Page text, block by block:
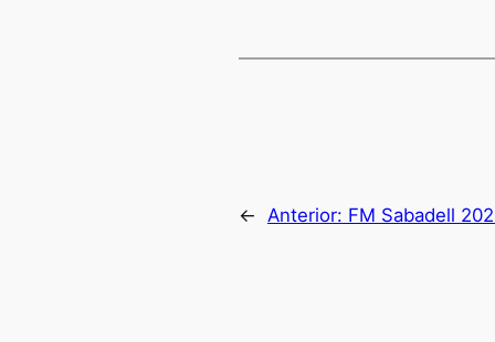
← Anterior: FM Sabadell